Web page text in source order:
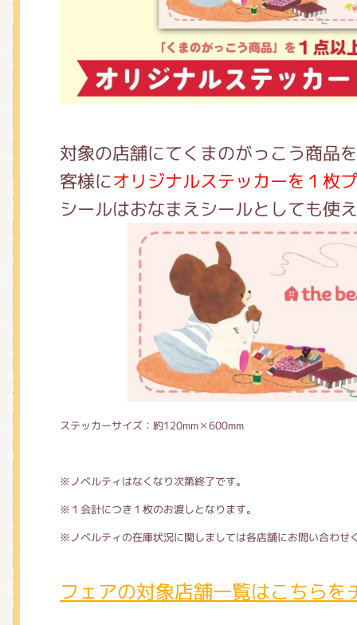
対象の店舗にてくまのがっこう商品
客様にオリジナルステッカーを１枚
シールはおなまえシールとしても使
ステッカーサイズ：約120mm✕600mm
※ノベルティはなくなり次第終了です。
※１会計につき１枚のお渡しとなります。
※ノベルティの在庫状況に関しましては各店舗にお問い合わせ
フェアの対象店舗一覧はこちらを
くまのがっこう しょくいんしつ
くまのがっこう 家庭科部